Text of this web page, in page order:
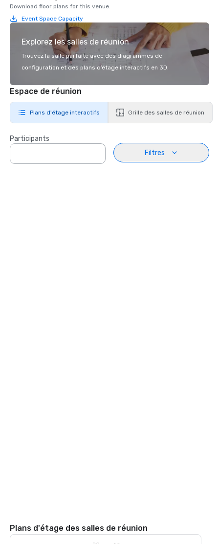
Download floor plans for this venue.
Event Space Capacity
Explorez les salles de réunion
Trouvez la salle parfaite avec des diagrammes de
configuration et des plans d’étage interactifs en 3D.
Espace de réunion
Plans d'étage interactifs Grille des salles de réunion
Participants
Filtres
Plans d'étage des salles de réunion